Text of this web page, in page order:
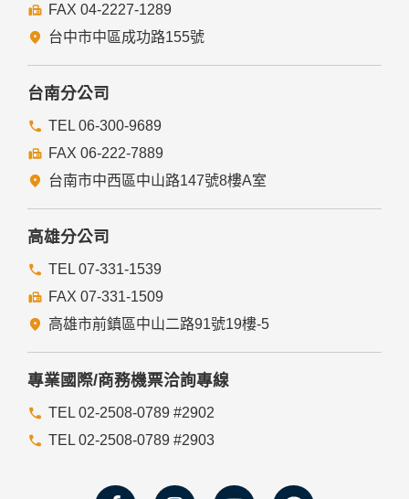
FAX 04-2227-1289
台中市中區成功路155號
台南分公司
TEL 06-300-9689
FAX 06-222-7889
台南市中西區中山路147號8樓A室
高雄分公司
TEL 07-331-1539
FAX 07-331-1509
高雄市前鎮區中山二路91號19樓-5
專業國際/商務機票洽詢專線
TEL 02-2508-0789 #2902
TEL 02-2508-0789 #2903